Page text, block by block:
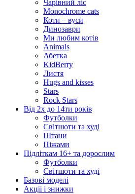
Чарівний ліс
Monochrome cats
Коти – вуси
Динозаври
Ми любим котів
Animals
Абетка
KidBerry
Листя
Hugs and kisses
Stars
Rock Stars
Від 2х до 14ти років
Футболки
Світшоти та худі
Штани
Піжами
Підліткам 16+ та дорослим
Футболки
Світшоти та худі
Базові моделі
Акціі і знижки